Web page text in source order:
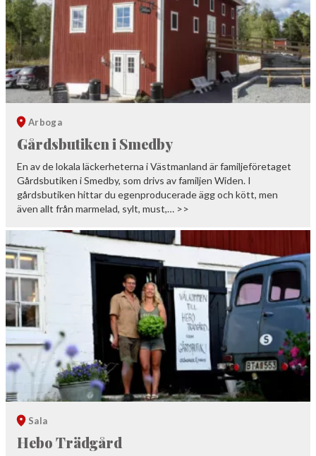
Arboga
Gårdsbutiken i Smedby
En av de lokala läckerheterna i Västmanland är familjeföretaget
Gårdsbutiken i Smedby, som drivs av familjen Widen. I
gårdsbutiken hittar du egenproducerade ägg och kött, men
även allt från marmelad, sylt, must,… >>
Sala
Hebo Trädgård